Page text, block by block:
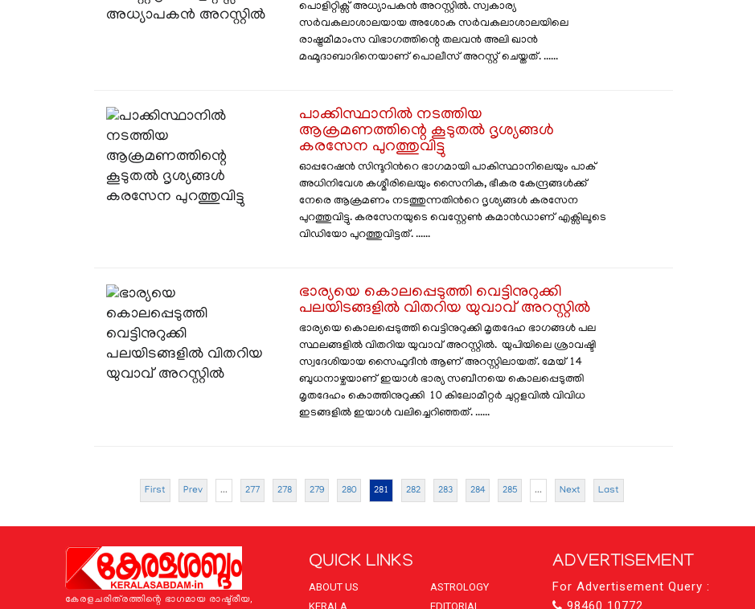
പൊളിറ്റിക്സ് അധ്യാപകൻ അറസ്റ്റിൽ. സ്വകാര്യ
സർവകലാശാലയായ അശോക സർവകലാശാലയിലെ
രാഷ്ട്രമീമാംസ വിഭാഗത്തിന്റെ തലവൻ അലി ഖാൻ
മഹ്മൂദാബാദിനെയാണ് പൊലീസ് അറസ്റ്റ് ചെയ്തത്. ......
പാക്കിസ്ഥാനിൽ നടത്തിയ
ആക്രമണത്തിന്റെ കൂടുതൽ ദൃശ്യങ്ങൾ
കരസേന പുറത്തുവിട്ടു
ഓപ്പറേഷൻ സിന്ദൂറിൻറെ ഭാഗമായി പാകിസ്ഥാനിലെയും പാക്
അധിനിവേശ കശ്മീരിലെയും സൈനിക, ഭീകര കേന്ദ്രങ്ങൾക്ക്
നേരെ ആക്രമണം നടത്തുന്നതിൻറെ ദൃശ്യങ്ങൾ കരസേന
പുറത്തുവിട്ടു. കരസേനയുടെ വെസ്റ്റേൺ കമാൻഡാണ് എക്സിലൂടെ
വിഡിയോ പുറത്തുവിട്ടത്. ......
ഭാര്യയെ കൊലപ്പെടുത്തി വെട്ടിനുറുക്കി
പലയിടങ്ങളിൽ വിതറിയ യുവാവ് അറസ്റ്റിൽ
ഭാര്യയെ കൊലപ്പെടുത്തി വെട്ടിനുറുക്കി മൃതദേഹ ഭാ​ഗങ്ങൾ പല
സ്ഥലങ്ങളിൽ വിതറിയ യുവാവ് അറസ്റ്റിൽ. യുപിയിലെ ശ്രാവഷ്ടി
സ്വദേശിയായ സൈഫുദീൻ ആണ് അറസ്റ്റിലായത്. മേയ് 14
ബുധനാഴ്ചയാണ് ഇയാൾ ഭാര്യ സബീനയെ കൊലപ്പെടുത്തി
മൃതദേഹം കൊത്തിനുറുക്കി 10 കിലോമീറ്റർ ചുറ്റളവിൽ വിവിധ
ഇടങ്ങളിൽ ഇയാൾ വലിച്ചെറിഞ്ഞത്. ......
First Prev ... 277 278 279 280 281 282 283 284 285 ... Next Last
കേരളചരിത്രത്തിന്റെ ഭാഗമായ രാഷ്ട്രീയ,
QUICK LINKS
ABOUT US
KERALA
ASTROLOGY
EDITORIAL
ADVERTISEMENT
For Advertisement Query :
98460 10772